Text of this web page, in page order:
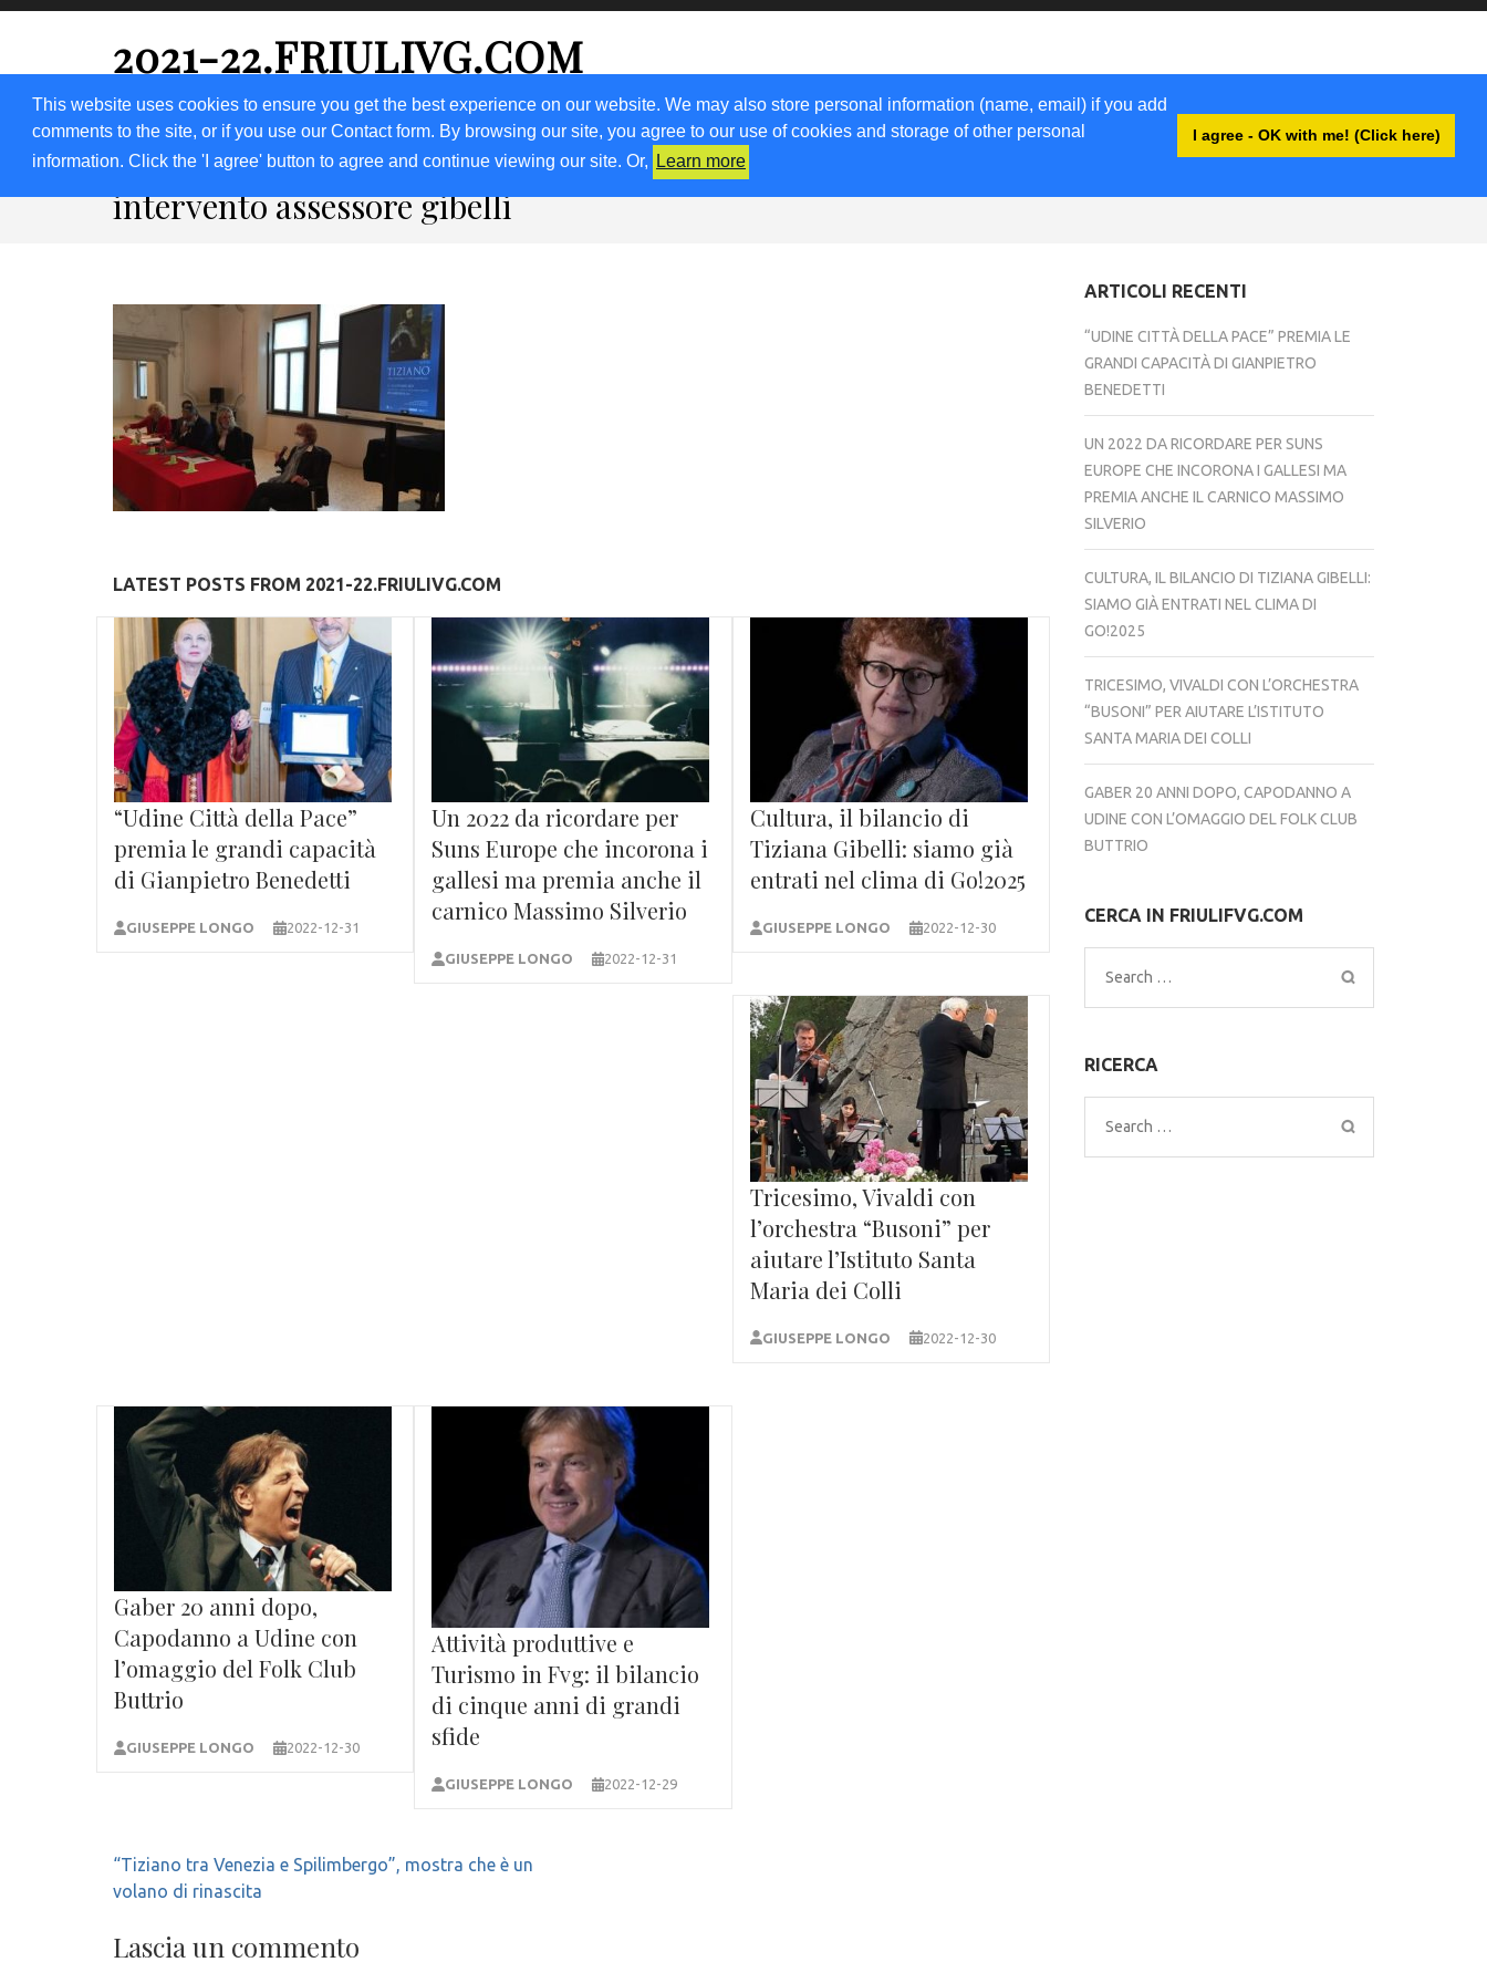
This website uses cookies to ensure you get the best experience on our website. We may also store personal information (name, email) if you add
comments to the site, or if you use our Contact form. By browsing our site, you agree to our use of cookies and storage of other personal
information. Click the 'I agree' button to agree and continue viewing our site. Or,
Learn more
I agree - OK with me! (Click here)
2021-22.FRIULIVG.COM
HOME 2023 2020 2019 2018 RICETTE KM0 VIGNETO FVG FRIULIVG.IT LIBRI ACCEDI
intervento assessore gibelli
LATEST POSTS FROM 2021-22.FRIULIVG.COM
“Udine Città della Pace”
premia le grandi capacità
di Gianpietro Benedetti
GIUSEPPE LONGO 2022-12-31
Un 2022 da ricordare per
Suns Europe che incorona i
gallesi ma premia anche il
carnico Massimo Silverio
GIUSEPPE LONGO 2022-12-31
Cultura, il bilancio di
Tiziana Gibelli: siamo già
entrati nel clima di Go!2025
GIUSEPPE LONGO 2022-12-30
Tricesimo, Vivaldi con
l’orchestra “Busoni” per
aiutare l’Istituto Santa
Maria dei Colli
GIUSEPPE LONGO 2022-12-30
Gaber 20 anni dopo,
Capodanno a Udine con
l’omaggio del Folk Club
Buttrio
GIUSEPPE LONGO 2022-12-30
Attività produttive e
Turismo in Fvg: il bilancio
di cinque anni di grandi
sfide
GIUSEPPE LONGO 2022-12-29
Navigazione
articoli
“Tiziano tra Venezia e Spilimbergo”, mostra che è un
volano di rinascita
Lascia un commento
ARTICOLI RECENTI
“UDINE CITTÀ DELLA PACE” PREMIA LE
GRANDI CAPACITÀ DI GIANPIETRO
BENEDETTI
UN 2022 DA RICORDARE PER SUNS
EUROPE CHE INCORONA I GALLESI MA
PREMIA ANCHE IL CARNICO MASSIMO
SILVERIO
CULTURA, IL BILANCIO DI TIZIANA GIBELLI:
SIAMO GIÀ ENTRATI NEL CLIMA DI
GO!2025
TRICESIMO, VIVALDI CON L’ORCHESTRA
“BUSONI” PER AIUTARE L’ISTITUTO
SANTA MARIA DEI COLLI
GABER 20 ANNI DOPO, CAPODANNO A
UDINE CON L’OMAGGIO DEL FOLK CLUB
BUTTRIO
CERCA IN FRIULIFVG.COM
Search
for:
RICERCA
Search
for: